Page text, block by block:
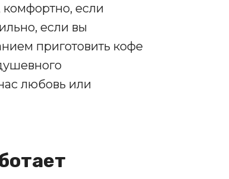
комфортно, если
если вы
приготовить кофе
любовь или